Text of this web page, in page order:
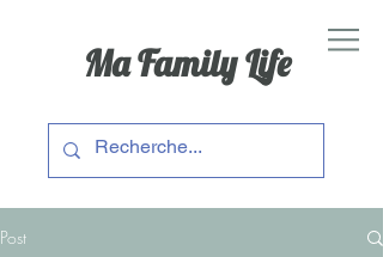
Ma Family Life
Post